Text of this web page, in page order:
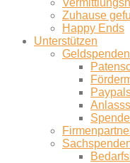
Zuhause
Happy Ends
Unterstützen
Geldspenden